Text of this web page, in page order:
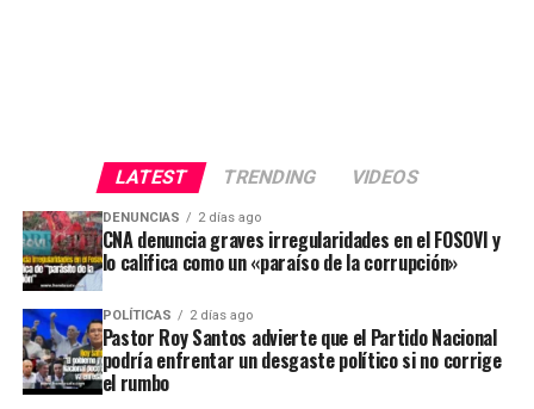
LATEST TRENDING VIDEOS
DENUNCIAS 2 días ago
CNA denuncia graves irregularidades en el FOSOVI y
lo califica como un «paraíso de la corrupción»
POLÍTICAS 2 días ago
Pastor Roy Santos advierte que el Partido Nacional
podría enfrentar un desgaste político si no corrige
el rumbo